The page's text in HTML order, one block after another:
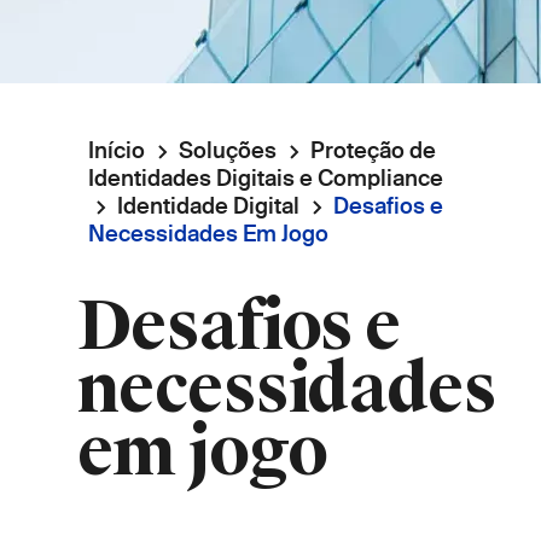
Navegação
estrutural
Início Soluções
Proteção de
Identidades Digitais e Compliance
Identidade Digital
Desafios e
Necessidades Em Jogo
Desafios e
necessidades
em jogo